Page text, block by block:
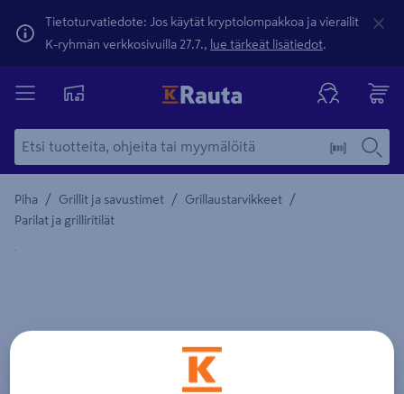
Tietoturvatiedote: Jos käytät kryptolompakkoa ja vierailit
K-ryhmän verkkosivuilla 27.7., lue tärkeät lisätiedot.
Piha / Grillit ja savustimet / Grillaustarvikkeet /
Parilat ja grilliritilät
Yksityiskohtainen kuvaus löytyy Tuotteen kuvaus -